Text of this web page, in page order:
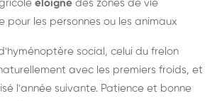
éloigné des zones de vie
pour les personnes ou les animaux
social, celui du frelon
avec les premiers froids, et
l'année suivante. Patience et bonne